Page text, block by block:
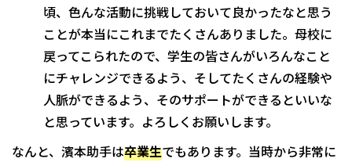
頃、色んな活動に挑戦しておいて良かったなと思う
ことが本当にこれまでたくさんありました。母校に
戻ってこられたので、学生の皆さんがいろんなこと
にチャレンジできるよう、そしてたくさんの経験や
人脈ができるよう、そのサポートができるといいな
と思っています。よろしくお願いします。
なんと、濱本助手は卒業生でもあります。当時から非常に